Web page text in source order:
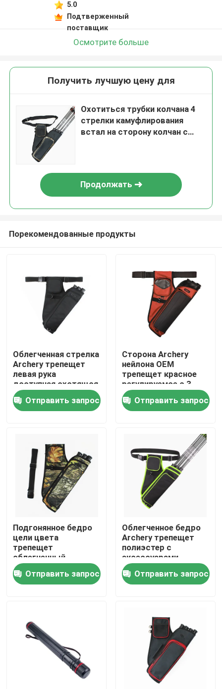
Домой
О нас
Экскурсия по заводу
Контроль качества
Свяжитесь с нами
Запросите цитату
Тактическая сумка оружия
5.0
Подтверженный
поставщик
Осмотрите больше
Получить лучшую цену для
Охотиться трубки колчана 4
стрелки камуфлирования
встал на сторону колчан с
Продолжать
Порекомендованные продукты
Облегченная стрелка
Archery трепещет
левая рука
доступная охотящся
колчан стрелки
Отправить запрос
Сторона Archery
нейлона OEM
трепещет красное
регулируемое с 3
случаями трубки
стрелки
Отправить запрос
Подгонянное бедро
цели цвета
трепещет
облегченный,
который встали на
сторону колчан для
на открытом
Отправить запрос
Облегченное бедро
Archery трепещет
полиэстер с
аксессуарами
карманом и поясом
Отправить запрос